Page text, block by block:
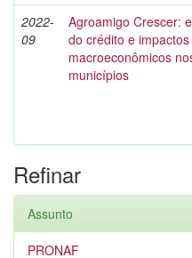
2022-
09
Agroamigo Crescer:
do crédito e impactos
macroeconômicos
municípios
Refinar
Assunto
PRONAF